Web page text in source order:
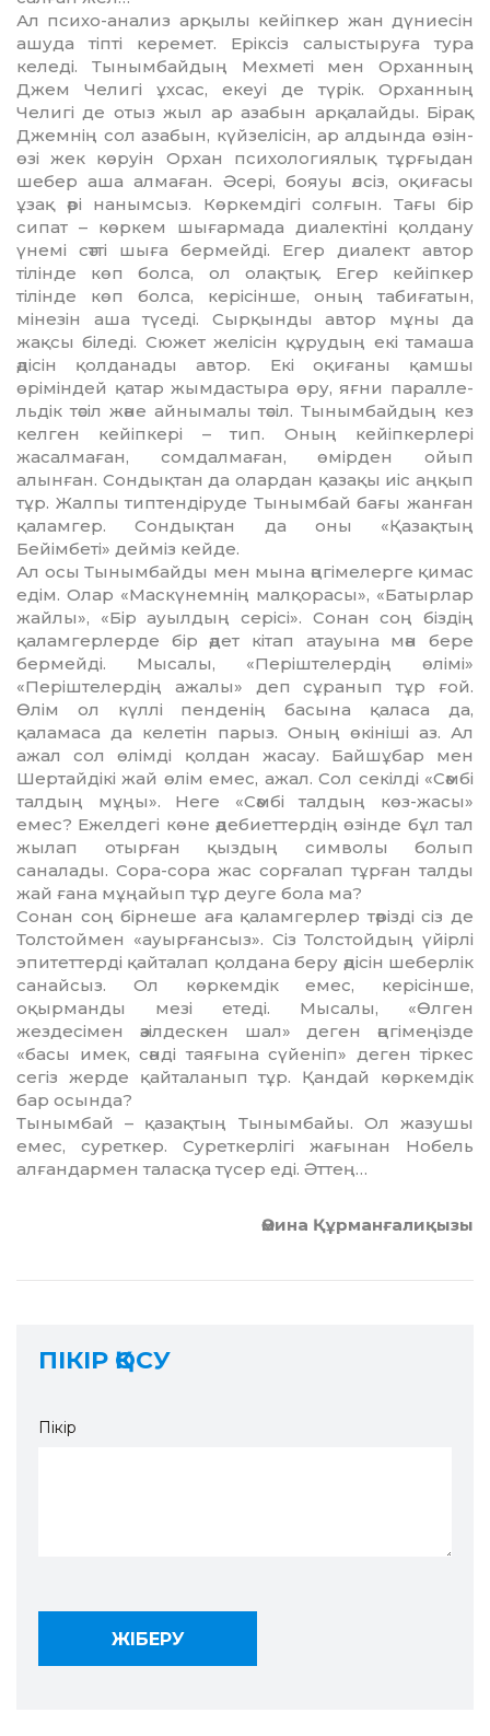
Ал психо-анализ арқылы кейіп­кер жан дүниесін
ашуда тіпті керемет. Еріксіз салыстыруға тура
келеді. Тынымбайдың Мехметі мен Орханның
Джем Челигі ұхсас, екеуі де түрік. Орханның
Челигі де отыз жыл ар азабын арқалайды. Бірақ
Джемнің сол азабын, күй­зелісін, ар алдында өзін-
өзі жек­ көруін Орхан психологиялық тұрғыдан
шебер аша алмаған. Әсері, бояуы әлсіз, оқиғасы
ұзақ әрі нанымсыз. Көркемдігі солғын. Тағы бір
сипат – көркем шығар­мада диалектіні қолдану
үнемі сәтті шыға бермейді. Егер диалект автор
тілінде көп болса, ол олақ­тық. Егер кейіпкер
тілінде көп болса, керісінше, оның табиғатын,
мінезін аша түседі. Сырқынды автор мұны да
жақсы біледі. Сю­жет желісін құрудың екі тамаша
әдісін қолданады автор. Екі оқиғаны қамшы
өріміндей қатар жымдастыра өру, яғни парал­­ле­
ль­дік тәсіл және айнымалы тәсіл. Тынымбайдың кез
келген кейіп­кері – тип. Оның кейіпкерлері
жасалмаған, сомдалмаған, өмірден ойып
алынған. Сондықтан да олардан қазақы иіс аңқып
тұр. Жалпы типтендіруде Тынымбай бағы жанған
қаламгер. Сондықтан да оны «Қазақтың
Бейімбеті» дейміз кейде.
Ал осы Тынымбайды мен мына әңгімелерге қимас
едім. Олар «Маскүнемнің малқорасы», «Ба­тыр­лар
жайлы», «Бір ауылдың серісі». Сонан соң біздің
қалам­гер­лерде бір әдет кітап атауына мән бере
бермейді. Мысалы, «Пе­ріш­телердің өлімі»
«Періштелердің ажалы» деп сұранып тұр ғой.
Өлім ол күллі пенденің басына қаласа да,
қаламаса да келетін парыз. Оның өкініші аз. Ал
ажал сол өлімді қолдан жасау. Байшұбар мен
Шертайдікі жай өлім емес, ажал. Сол секілді «Сәмбі
талдың мұңы». Неге «Сәмбі талдың көз-жа­сы»
емес? Ежелдегі көне әде­биеттердің өзінде бұл тал
жылап отырған қыздың символы болып
саналады. Сора-сора жас сорғалап тұрған талды
жай ғана мұңайып тұр деуге бола ма?
Сонан соң бірнеше аға қалам­герлер тәрізді сіз де
Толстоймен «ауырғансыз». Сіз Толстойдың үйірлі
эпитеттерді қайталап қолдана беру әдісін шеберлік
санайсыз. Ол көркемдік емес, керісінше,
оқырманды мезі етеді. Мы­салы, «Өлген
жездесімен әзілдескен шал» деген әңгімеңізде
«басы имек, сәнді таяғына сүйе­ніп» деген тіркес
сегіз жерде қайталанып тұр. Қандай көркемдік
бар осында?
Тынымбай – қазақтың Тыным­байы. Ол жазушы
емес, суреткер. Суреткерлігі жағынан Нобель
алғандармен таласқа түсер еді. Әттең…
Әмина Құрманғалиқызы
ПІКІР ҚОСУ
Пікір